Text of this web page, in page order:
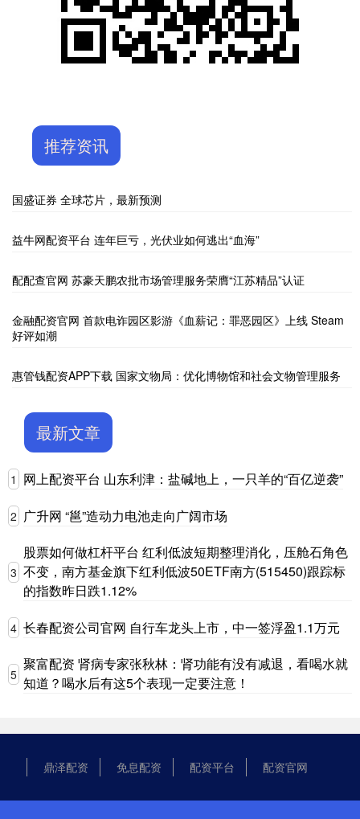
推荐资讯
国盛证券 全球芯片，最新预测
益牛网配资平台 连年巨亏，光伏业如何逃出“血海”
配配查官网 苏豪天鹏农批市场管理服务荣膺“江苏精品”认证
金融配资官网 首款电诈园区影游《血薪记：罪恶园区》上线 Steam
好评如潮
惠管钱配资APP下载 国家文物局：优化博物馆和社会文物管理服务
最新文章
1 网上配资平台 山东利津：盐碱地上，一只羊的“百亿逆袭”
2 广升网 “邕”造动力电池走向广阔市场
3
股票如何做杠杆平台 红利低波短期整理消化，压舱石角色
不变，南方基金旗下红利低波50ETF南方(515450)跟踪标
的指数昨日跌1.12%
4 长春配资公司官网 自行车龙头上市，中一签浮盈1.1万元
5
聚富配资 肾病专家张秋林：肾功能有没有减退，看喝水就
知道？喝水后有这5个表现一定要注意！
鼎泽配资 免息配资 配资平台 配资官网